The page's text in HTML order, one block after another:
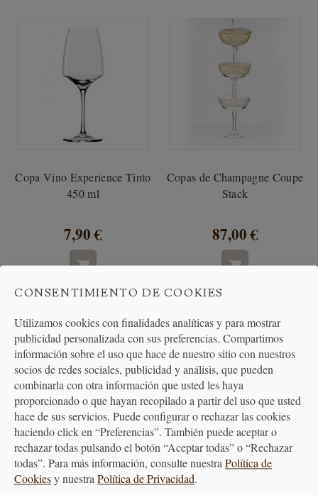
Copa Vino Experience Tinto
450 ml
7,90 €
Copas de Champagne Coupe
Stack
87,00 €
Copas de vino en cristal
estriado con...
¡OFERTA!
Copas de Vino y Decantador
CONSENTIMIENTO DE COOKIES
Utilizamos cookies con finalidades analíticas y para mostrar
publicidad personalizada con sus preferencias. Compartimos
información sobre el uso que hace de nuestro sitio con nuestros
socios de redes sociales, publicidad y análisis, que pueden
combinarla con otra información que usted les haya
proporcionado o que hayan recopilado a partir del uso que usted
hace de sus servicios. Puede configurar o rechazar las cookies
haciendo click en “Preferencias”. También puede aceptar o
rechazar todas pulsando el botón “Aceptar todas” o “Rechazar
todas”. Para más información, consulte nuestraPolítica de
Cookiesy nuestraPolítica de Privacidad.